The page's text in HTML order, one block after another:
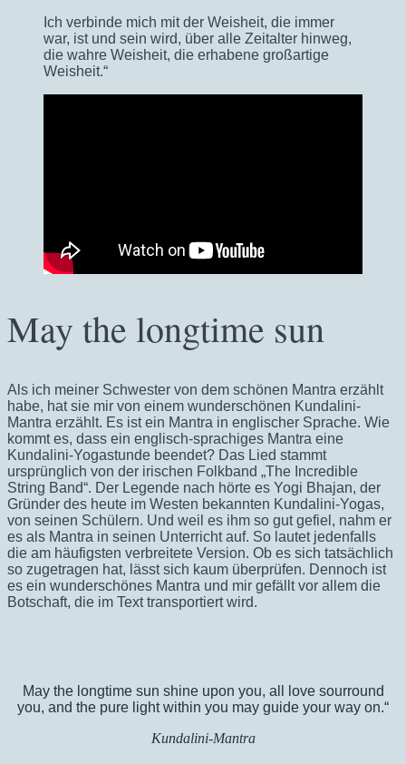
Ich verbinde mich mit der Weisheit, die immer
war, ist und sein wird, über alle Zeitalter hinweg,
die wahre Weisheit, die erhabene großartige
Weisheit.“
May the longtime sun
Als ich meiner Schwester von dem schönen Mantra erzählt
habe, hat sie mir von einem wunderschönen Kundalini-
Mantra erzählt. Es ist ein Mantra in englischer Sprache. Wie
kommt es, dass ein englisch-sprachiges Mantra eine
Kundalini-Yogastunde beendet? Das Lied stammt
ursprünglich von der irischen Folkband „The Incredible
String Band“. Der Legende nach hörte es Yogi Bhajan, der
Gründer des heute im Westen bekannten Kundalini-Yogas,
von seinen Schülern. Und weil es ihm so gut gefiel, nahm er
es als Mantra in seinen Unterricht auf. So lautet jedenfalls
die am häufigsten verbreitete Version. Ob es sich tatsächlich
so zugetragen hat, lässt sich kaum überprüfen. Dennoch ist
es ein wunderschönes Mantra und mir gefällt vor allem die
Botschaft, die im Text transportiert wird.
May the longtime sun shine upon you, all love sourround
you, and the pure light within you may guide your way on.“
Kundalini-Mantra